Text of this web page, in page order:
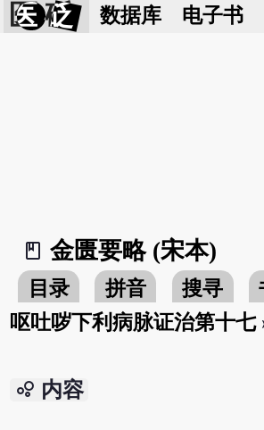
医 砭 数据库 电子书
book_2
金匮要略 (宋本)
目录 拼音 搜寻
呕吐哕下利病脉证治第十七
bubble_chart 内容